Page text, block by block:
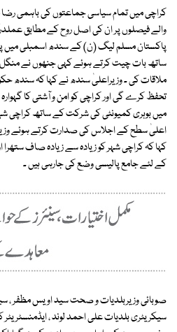
کراچی میں تمام سیاسی جماعتوں کی باہمی
والے فیصلوں پر ان کی اصل روح کے مطابق
پاکستان مسلم لیگ (ن) کے سندھ اسمبلی میں
ساتھ بات چیت کرتے ہوئے کہی جنھوں نے منگل
ملاقات کی ۔ وزیراعلیٰ سندھ نے کہا کہ سندھ
تحفظ کرے گی اور کراچی کو امن و آشتی کا گہوارہ
میں بوہری کمیونٹی کی شرکت کے ساتھ کراچی
اعلیٰ سطح کے اجلاس کی صدارت کرتے ہوئے
کہا کہ کراچی شہر کو زیادہ سے زیادہ صاف ستھرا
کے لئے جامع پالیسی وضع کی جارہی ہیں ۔
صوبائی وزیربلدیات و صحت سید اویس مظفر ،
سیکریٹری بلدیات علی احمد لوند ،